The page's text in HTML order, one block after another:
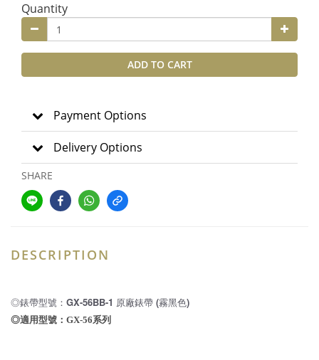
Quantity
ADD TO CART
Payment Options
Delivery Options
SHARE
DESCRIPTION
◎錶帶型號：GX-56BB-1 原廠錶帶 (霧黑色)
◎適用型號：GX-56系列